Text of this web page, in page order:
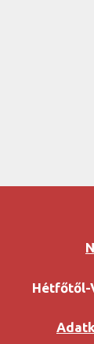
Hétfőtől-